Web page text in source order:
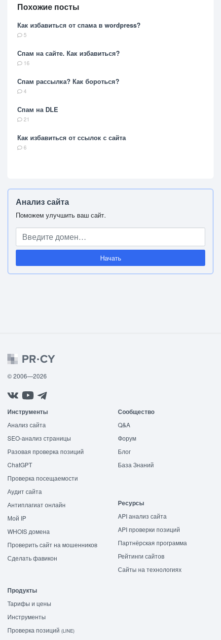
Похожие посты
Как избавиться от спама в wordpress?
5
Спам на сайте. Как избавиться?
16
Спам рассылка? Как бороться?
4
Спам на DLE
21
Как избавиться от ссылок с сайта
6
Анализ сайта
Поможем улучшить ваш сайт.
Начать
© 2006—2026
Инструменты
Анализ сайта
SEO-анализ страницы
Разовая проверка позиций
ChatGPT
Проверка посещаемости
Аудит сайта
Антиплагиат онлайн
Мой IP
WHOIS домена
Проверить сайт на мошенников
Сделать фавикон
Сообщество
Q&A
Форум
Блог
База Знаний
Ресурсы
API анализ сайта
API проверки позиций
Партнёрская программа
Рейтинги сайтов
Сайты на технологиях
Продукты
Тарифы и цены
Инструменты
Проверка позиций (LINE)